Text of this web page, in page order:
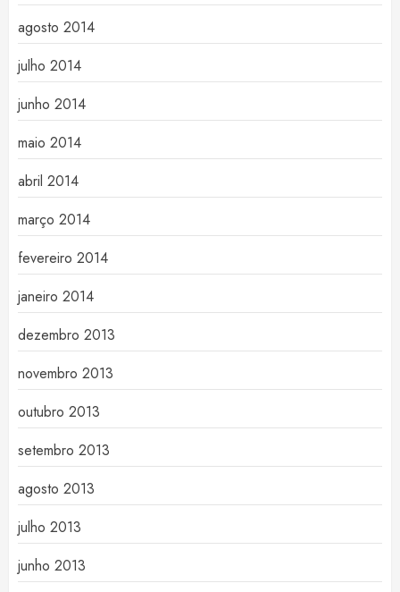
agosto 2014
julho 2014
junho 2014
maio 2014
abril 2014
março 2014
fevereiro 2014
janeiro 2014
dezembro 2013
novembro 2013
outubro 2013
setembro 2013
agosto 2013
julho 2013
junho 2013